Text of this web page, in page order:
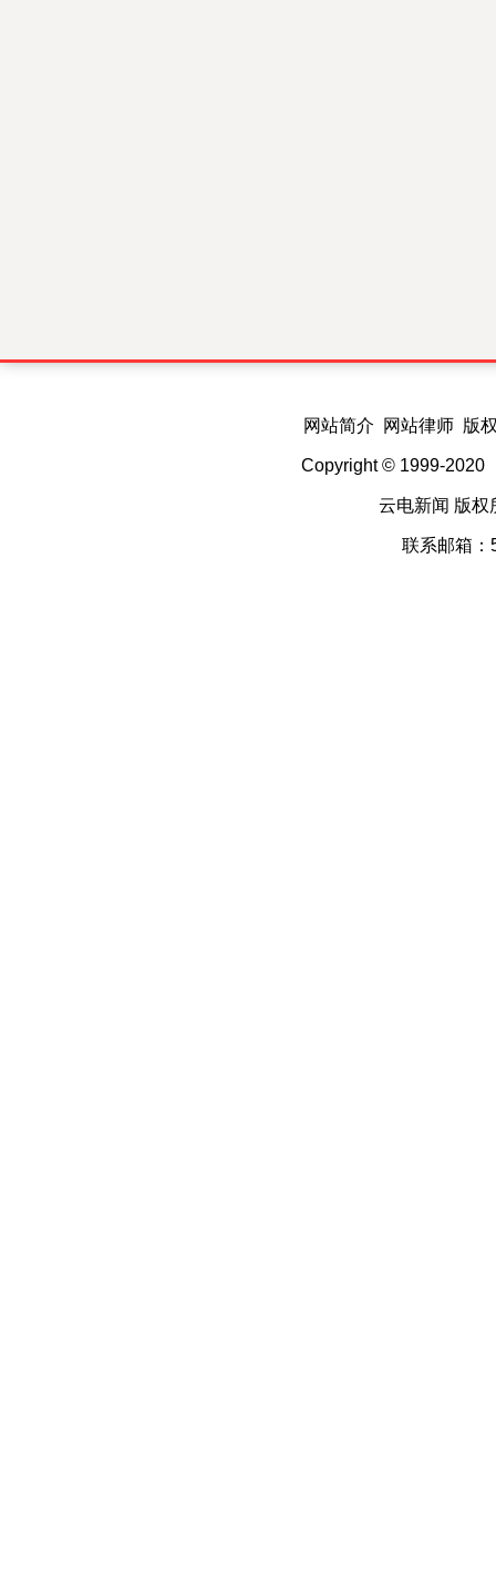
网站简介 网站律师 版
Copyright © 1999-
云电新闻 版权
联系邮箱